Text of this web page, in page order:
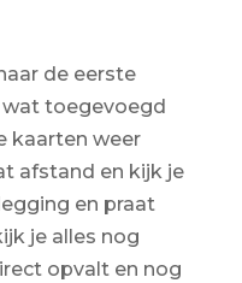
de eerste
toegevoegd
kaarten weer
afstand en kijk je
en praat
je alles nog
opvalt en nog